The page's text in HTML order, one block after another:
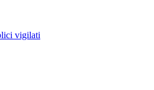
vigilati